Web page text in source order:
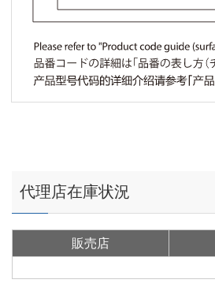
代理店在庫状況
販売店